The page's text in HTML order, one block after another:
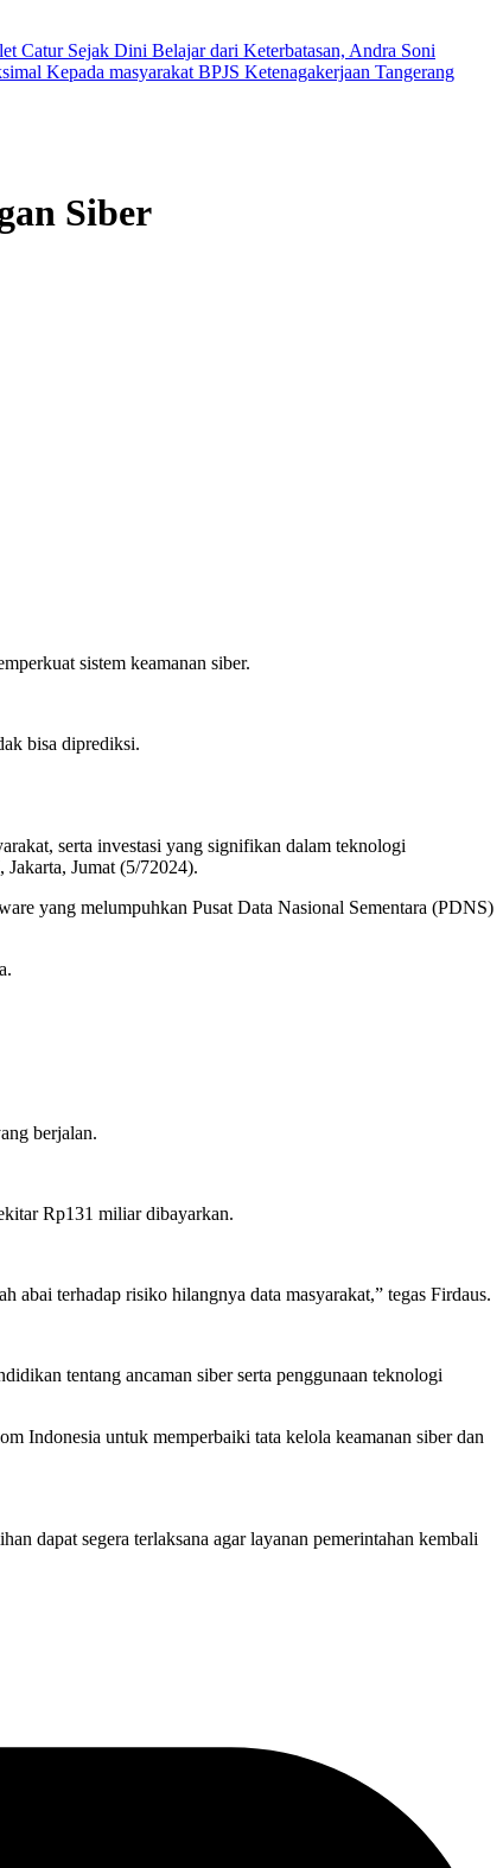
Catur Sejak Dini Belajar dari Keterbatasan, Andra Soni
Kepada masyarakat BPJS Ketenagakerjaan Tangerang
Siber
sistem keamanan siber.
bisa diprediksi.
serta investasi yang signifikan dalam teknologi
Jumat (5/72024).
yang melumpuhkan Pusat Data Nasional Sementara (PDNS)
berjalan.
Rp131 miliar dibayarkan.
terhadap risiko hilangnya data masyarakat,” tegas Firdaus.
tentang ancaman siber serta penggunaan teknologi
Indonesia untuk memperbaiki tata kelola keamanan siber dan
dapat segera terlaksana agar layanan pemerintahan kembali